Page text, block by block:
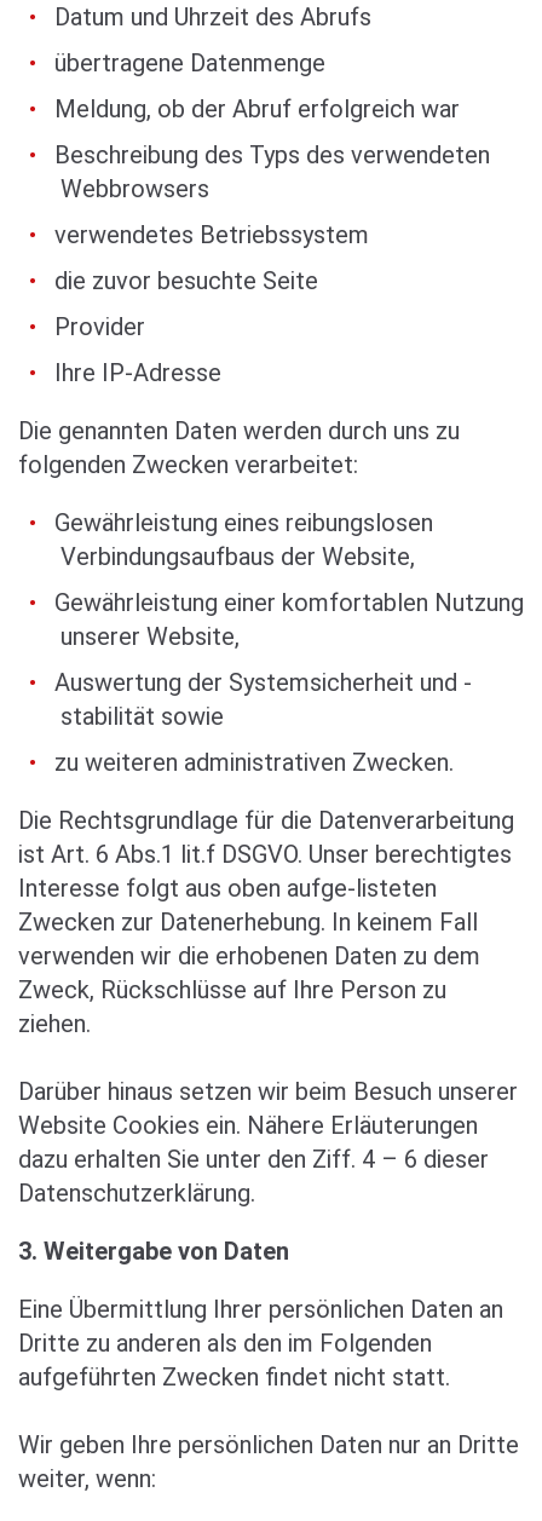
Datum und Uhrzeit des Abrufs
übertragene Datenmenge
Meldung, ob der Abruf erfolgreich war
Beschreibung des Typs des verwendeten
Webbrowsers
verwendetes Betriebssystem
die zuvor besuchte Seite
Provider
Ihre IP-Adresse
Die genannten Daten werden durch uns zu
folgenden Zwecken verarbeitet:
Gewährleistung eines reibungslosen
Verbindungsaufbaus der Website,
Gewährleistung einer komfortablen Nutzung
unserer Website,
Auswertung der Systemsicherheit und -
stabilität sowie
zu weiteren administrativen Zwecken.
Die Rechtsgrundlage für die Datenverarbeitung
ist Art. 6 Abs.1 lit.f DSGVO. Unser berechtigtes
Interesse folgt aus oben aufge-listeten
Zwecken zur Datenerhebung. In keinem Fall
verwenden wir die erhobenen Daten zu dem
Zweck, Rückschlüsse auf Ihre Person zu
ziehen.
Darüber hinaus setzen wir beim Besuch unserer
Website Cookies ein. Nähere Erläuterungen
dazu erhalten Sie unter den Ziff. 4 – 6 dieser
Datenschutzerklärung.
3. Weitergabe von Daten
Eine Übermittlung Ihrer persönlichen Daten an
Dritte zu anderen als den im Folgenden
aufgeführten Zwecken findet nicht statt.
Wir geben Ihre persönlichen Daten nur an Dritte
weiter, wenn: